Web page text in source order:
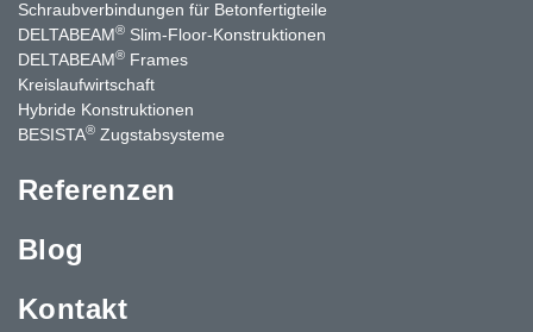
Schraubverbindungen für Betonfertigteile
DELTABEAM® Slim-Floor-Konstruktionen
DELTABEAM® Frames
Kreislaufwirtschaft
Hybride Konstruktionen
BESISTA® Zugstabsysteme
Referenzen
Blog
Kontakt